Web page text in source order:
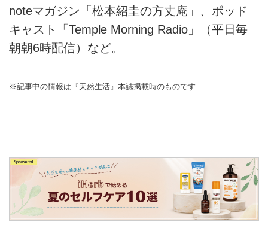
noteマガジン「松本紹圭の方丈庵」、ポッド
キャスト「Temple Morning Radio」（平日毎
朝朝6時配信）など。
※記事中の情報は『天然生活』本誌掲載時のものです